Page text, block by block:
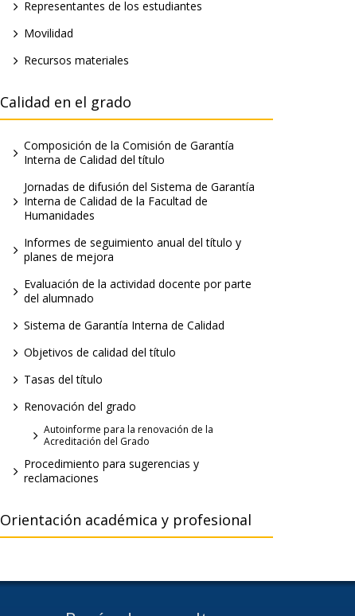
Representantes de los estudiantes
Movilidad
Recursos materiales
Calidad en el grado
Composición de la Comisión de Garantía
Interna de Calidad del título
Jornadas de difusión del Sistema de Garantía
Interna de Calidad de la Facultad de
Humanidades
Informes de seguimiento anual del título y
planes de mejora
Evaluación de la actividad docente por parte
del alumnado
Sistema de Garantía Interna de Calidad
Objetivos de calidad del título
Tasas del título
Renovación del grado
Autoinforme para la renovación de la
Acreditación del Grado
Procedimiento para sugerencias y
reclamaciones
Orientación académica y profesional